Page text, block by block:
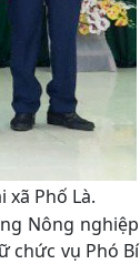
Phố Là.
Nông nghiệp
chức vụ Phó Bí